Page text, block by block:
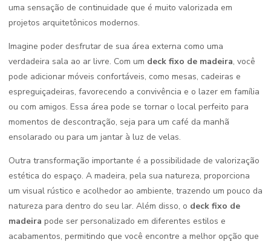
uma sensação de continuidade que é muito valorizada em
projetos arquitetônicos modernos.
Imagine poder desfrutar de sua área externa como uma
verdadeira sala ao ar livre. Com um deck fixo de madeira, você
pode adicionar móveis confortáveis, como mesas, cadeiras e
espreguiçadeiras, favorecendo a convivência e o lazer em família
ou com amigos. Essa área pode se tornar o local perfeito para
momentos de descontração, seja para um café da manhã
ensolarado ou para um jantar à luz de velas.
Outra transformação importante é a possibilidade de valorização
estética do espaço. A madeira, pela sua natureza, proporciona
um visual rústico e acolhedor ao ambiente, trazendo um pouco da
natureza para dentro do seu lar. Além disso, o deck fixo de
madeira pode ser personalizado em diferentes estilos e
acabamentos, permitindo que você encontre a melhor opção que